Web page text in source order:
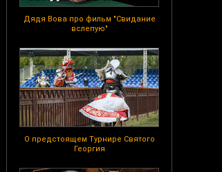
Дядя Вова про фильм "Свидание
вслепую"
О предстоящем Турнире Святого
Георгия